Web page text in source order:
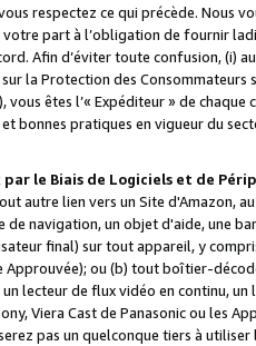
respectez ce qui précède. Nous
part à l’obligation de fournir
Afin d’éviter toute confusion, (i)
la Protection des
êtes l’« Expéditeur » de
bonnes pratiques en vigueur du
par le Biais de Logiciels et de
autre lien vers un Site d'Amazon,
de navigation, un objet d'aide, une
final) sur tout appareil, y
ou (b) tout boîtier-
lecteur de flux vidéo en continu,
Viera Cast de Panasonic ou les
pas un quelconque tiers à